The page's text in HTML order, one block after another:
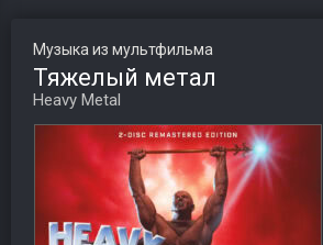
Музыка из мультфильма
Тяжелый метал
Heavy Metal